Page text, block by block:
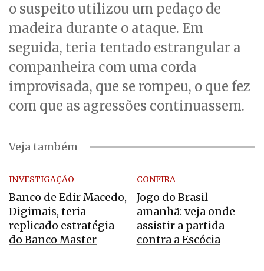
o suspeito utilizou um pedaço de
madeira durante o ataque. Em
seguida, teria tentado estrangular a
companheira com uma corda
improvisada, que se rompeu, o que fez
com que as agressões continuassem.
Veja também
INVESTIGAÇÃO
Banco de Edir Macedo,
Digimais, teria
replicado estratégia
do Banco Master
CONFIRA
Jogo do Brasil
amanhã: veja onde
assistir a partida
contra a Escócia